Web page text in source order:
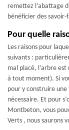
remettez l’abattage
bénéficier des
Pour quelle
Les raisons pour
suivants :
mal placé, l’arbre
à tout moment). Si
pour y construire
nécessaire. Et pour
Montbeton, vous
Verts , nous saurons